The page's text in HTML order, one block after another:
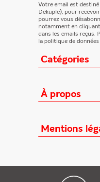
Catégories
Loisirs/Culture
TV/Vie
Presse
À propos
Qui sommes-
Offres
Mentions
Politique de
Votre email est
Dekuple), pour
pourrez vous
notamment en
dans les emails reçus.
la politique de